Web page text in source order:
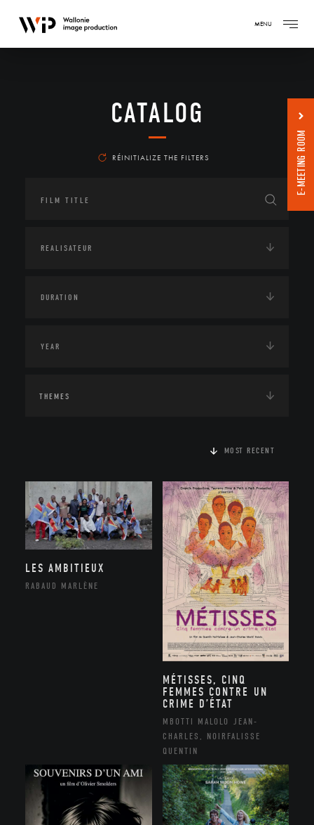
MENU
CATALOG
RÉINITIALIZE THE FILTERS
THEMES
MOST RECENT
LES AMBITIEUX
RABAUD MARLÈNE
MÉTISSES, CINQ
FEMMES CONTRE UN
CRIME D’ÉTAT
MBOTTI MALOLO JEAN-
CHARLES, NOIRFALISSE
QUENTIN
E-MEETING ROOM